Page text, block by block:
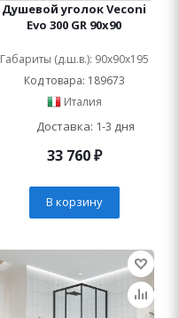
Душевой уголок Veconi
Evo 300 GR 90x90
Габариты (д.ш.в.): 90x90x195
Код товара: 189673
Италия
Доставка: 1-3 дня
33 760₽
В корзину